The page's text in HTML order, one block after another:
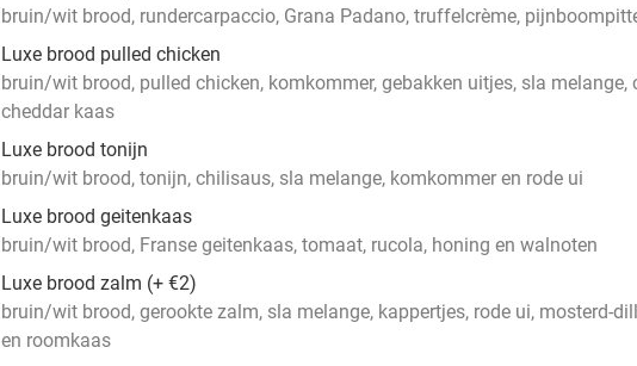
bruin/wit brood, rundercarpaccio, Grana Padano, truffelcrème,
Luxe brood pulled chicken
bruin/wit brood, pulled chicken, komkommer, gebakken uitjes, sla melange,
cheddar kaas
Luxe brood tonijn
bruin/wit brood, tonijn, chilisaus, sla melange, komkommer en rode ui
Luxe brood geitenkaas
bruin/wit brood, Franse geitenkaas, tomaat, rucola, honing en walnoten
Luxe brood zalm (+ €2)
bruin/wit brood, gerookte zalm, sla melange, kappertjes, rode ui, mosterd-
en roomkaas